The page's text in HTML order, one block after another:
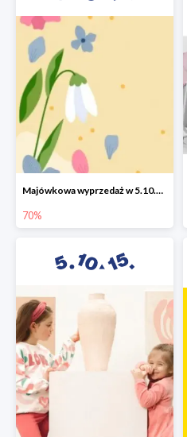
Majówkowa wyprzedaż w 5.10.15 do -70%
70%